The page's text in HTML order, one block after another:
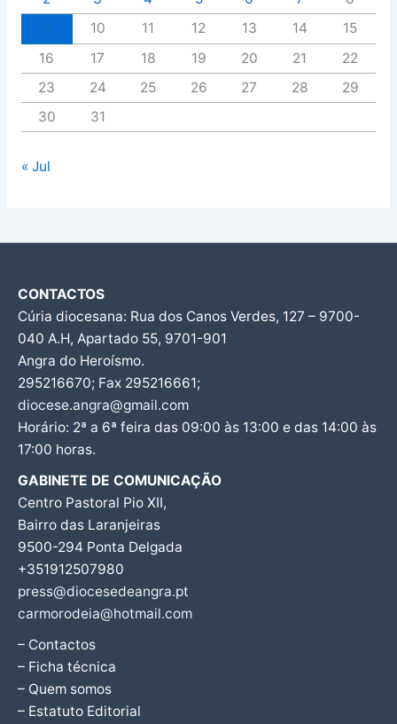
10 11 12 13 14
15
16
17 18 19 20 21
22
23
24 25 26 27 28
29
30
31
« Jul
CONTACTOS
Cúria diocesana: Rua dos Canos Verdes, 127 – 9700-
040 A.H, Apartado 55, 9701-901
Angra do Heroísmo.
295216670; Fax 295216661;
diocese.angra@gmail.com
Horário: 2ª a 6ª feira das 09:00 às 13:00 e das 14:00 às
17:00 horas.
GABINETE DE COMUNICAÇÃO
Centro Pastoral Pio XII,
Bairro das Laranjeiras
9500-294 Ponta Delgada
+351912507980
press@diocesedeangra.pt
carmorodeia@hotmail.com
– Contactos
– Ficha técnica
– Quem somos
– Estatuto Editorial